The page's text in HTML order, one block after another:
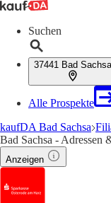
Suchen
37441 Bad Sachsa
Alle Prospekte
kaufDA Bad Sachsa
Bad Sachsa - Adressen
Anzeigen